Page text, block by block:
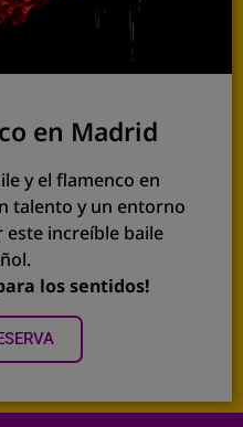
en Madrid
y el flamenco en
talento y un entorno
increíble baile
los sentidos!